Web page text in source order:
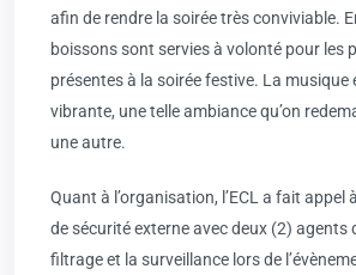
afin de rendre la soirée très conviviable.
boissons sont servies à volonté pour les
présentes à la soirée festive. La musique
vibrante, une telle ambiance qu’on
une autre.
Quant à l’organisation, l’ECL a fait appel
de sécurité externe avec deux (2) agents
filtrage et la surveillance lors de